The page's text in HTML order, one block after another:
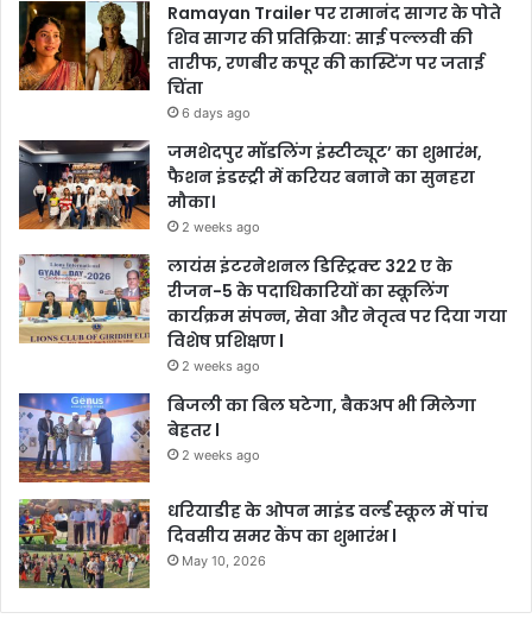
Ramayan Trailer पर रामानंद सागर के पोते
शिव सागर की प्रतिक्रिया: साई पल्लवी की
तारीफ, रणबीर कपूर की कास्टिंग पर जताई
चिंता
6 days ago
जमशेदपुर मॉडलिंग इंस्टीट्यूट’ का शुभारंभ,
फैशन इंडस्ट्री में करियर बनाने का सुनहरा
मौका।
2 weeks ago
लायंस इंटरनेशनल डिस्ट्रिक्ट 322 ए के
रीजन-5 के पदाधिकारियों का स्कूलिंग
कार्यक्रम संपन्न, सेवा और नेतृत्व पर दिया गया
विशेष प्रशिक्षण l
2 weeks ago
बिजली का बिल घटेगा, बैकअप भी मिलेगा
बेहतर l
2 weeks ago
धरियाडीह के ओपन माइंड वर्ल्ड स्कूल में पांच
दिवसीय समर कैंप का शुभारंभ l
May 10, 2026